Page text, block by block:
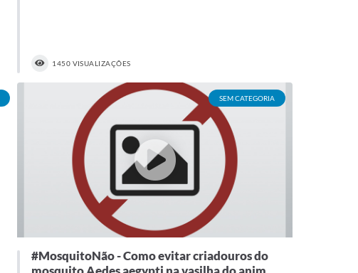
1450 VISUALIZAÇÕES
SEM CATEGORIA
#MosquitoNão - Como evitar criadouros do